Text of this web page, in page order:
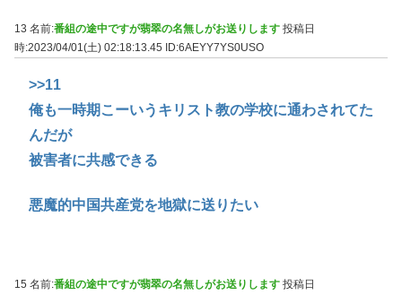
13 名前:番組の途中ですが翡翠の名無しがお送りします 投稿日
時:2023/04/01(土) 02:18:13.45
ID:6AEYY7YS0USO
>>11
俺も一時期こーいうキリスト教の学校に通わされてた
んだが
被害者に共感できる
悪魔的中国共産党を地獄に送りたい
15 名前:番組の途中ですが翡翠の名無しがお送りします 投稿日